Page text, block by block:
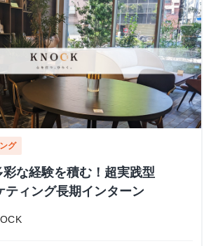
グ
彩な経験を積む！超実践型
ティング長期インターン